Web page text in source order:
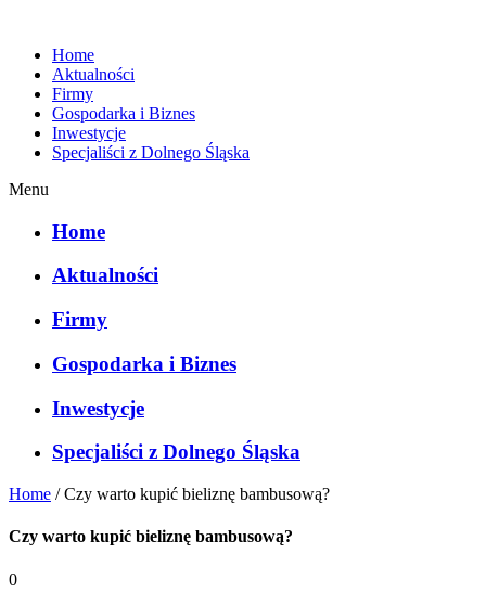
Home
Aktualności
Firmy
Gospodarka i Biznes
Inwestycje
Specjaliści z Dolnego Śląska
Menu
Home
Aktualności
Firmy
Gospodarka i Biznes
Inwestycje
Specjaliści z Dolnego Śląska
Home /Czy warto kupić bieliznę bambusową?
Czy warto kupić bieliznę bambusową?
0